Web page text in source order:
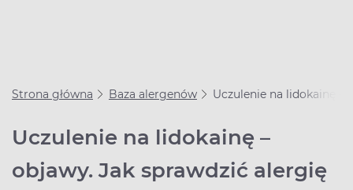
Strona główna Baza alergenów Uczulenie na lidokainę –
Uczulenie na lidokainę –
objawy. Jak sprawdzić alergię